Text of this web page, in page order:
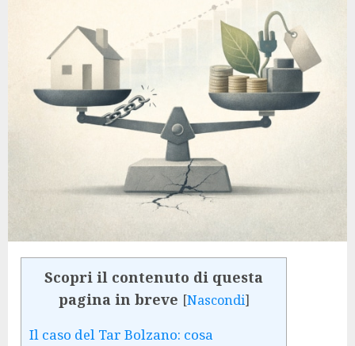
Scopri il contenuto di questa
pagina in breve [Nascondi]
Il caso del Tar Bolzano: cosa